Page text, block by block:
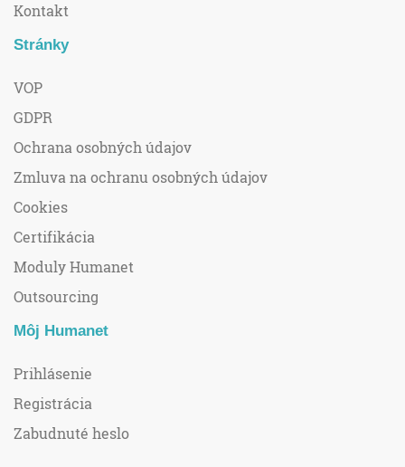
Kontakt
Stránky
VOP
GDPR
Ochrana osobných údajov
Zmluva na ochranu osobných údajov
Cookies
Certifikácia
Moduly Humanet
Outsourcing
Môj Humanet
Prihlásenie
Registrácia
Zabudnuté heslo